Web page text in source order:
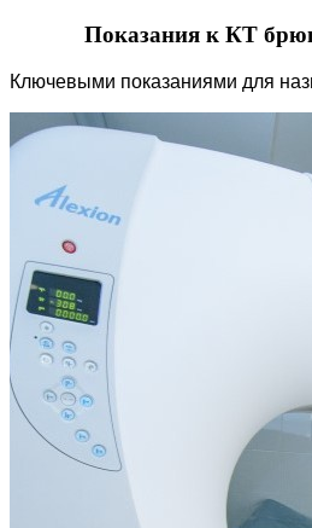
Показания к КТ
Ключевыми показаниями для